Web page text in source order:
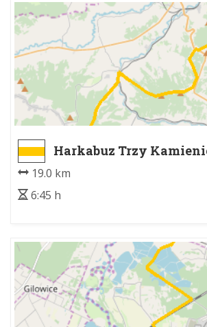
Harkabuz Trzy
Zdrój Park Zdrojowy
19.0 km
6:45 h